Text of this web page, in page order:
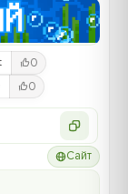
0
0
Сайт